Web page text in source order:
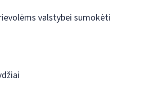
valstybei sumokėti